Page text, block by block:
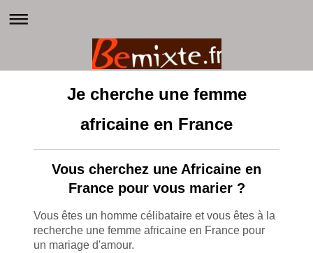
Je cherche une femme
africaine en France
Vous cherchez une Africaine en
France pour vous marier ?
Vous êtes un homme célibataire et vous êtes à la
recherche une femme africaine en France pour
un mariage d'amour.